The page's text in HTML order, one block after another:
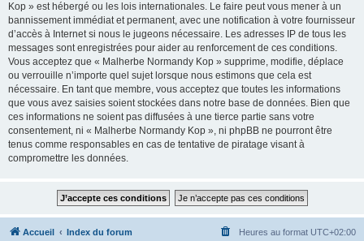
Kop » est hébergé ou les lois internationales. Le faire peut vous mener à un
bannissement immédiat et permanent, avec une notification à votre fournisseur
d’accès à Internet si nous le jugeons nécessaire. Les adresses IP de tous les
messages sont enregistrées pour aider au renforcement de ces conditions.
Vous acceptez que « Malherbe Normandy Kop » supprime, modifie, déplace
ou verrouille n’importe quel sujet lorsque nous estimons que cela est
nécessaire. En tant que membre, vous acceptez que toutes les informations
que vous avez saisies soient stockées dans notre base de données. Bien que
ces informations ne soient pas diffusées à une tierce partie sans votre
consentement, ni « Malherbe Normandy Kop », ni phpBB ne pourront être
tenus comme responsables en cas de tentative de piratage visant à
compromettre les données.
Accueil Index du forum Heures au format UTC+02:00